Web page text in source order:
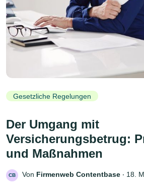
Gesetzliche Regelungen
Der Umgang mit
Versicherungsbetrug:
und Maßnahmen
CB Von Firmenweb Contentbase ‧ 18.